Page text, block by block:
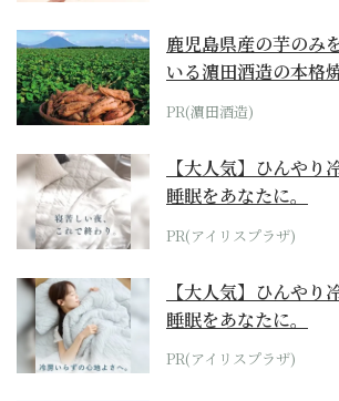
鹿児島県産の芋のみ
いる濵田酒造の本格
PR(濵田酒造)
【大人気】ひんやり
睡眠をあなたに。
PR(アイリスプラザ)
【大人気】ひんやり
睡眠をあなたに。
PR(アイリスプラザ)